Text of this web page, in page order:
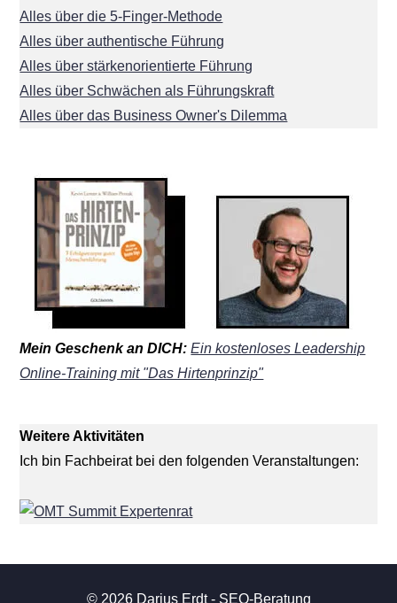
Alles über die 5-Finger-Methode
Alles über authentische Führung
Alles über stärkenorientierte Führung
Alles über Schwächen als Führungskraft
Alles über das Business Owner's Dilemma
Mein Geschenk an DICH:Ein kostenloses Leadership
Online-Training mit "Das Hirtenprinzip"
Weitere Aktivitäten
Ich bin Fachbeirat bei den folgenden Veranstaltungen:
© 2026 Darius Erdt - SEO-Beratung